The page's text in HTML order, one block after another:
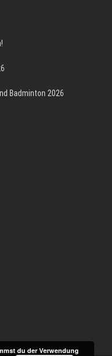
Badminton 2026
du der Verwendung